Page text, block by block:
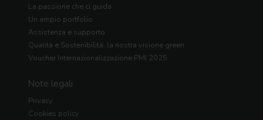
La passione che ci guida
Un ampio portfolio
Assistenza e supporto
Qualità e Sostenibilità: la nostra visione green
Voucher Internazionalizzazione PMI 2025
Note legali
Privacy
Cookies policy